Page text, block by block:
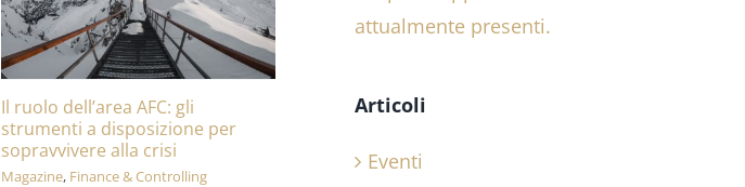
Il ruolo dell’area AFC: gli
strumenti a disposizione per
sopravvivere alla crisi
Magazine, Finance & Controlling
attualmente presenti.
Articoli
Eventi